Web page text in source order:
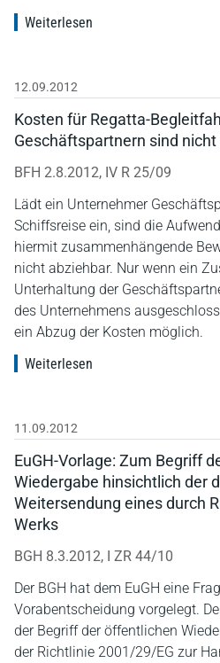
Weiterlesen
12.09.2012
Kosten für Regatta-
Geschäftspartnern sind
BFH 2.8.2012, IV R 25/09
Lädt ein Unternehmer
Schiffsreise ein, sind die
hiermit zusammenhängende
nicht abziehbar. Nur wenn ein
Unterhaltung der
des Unternehmens
ein Abzug der Kosten möglich.
Weiterlesen
11.09.2012
EuGH-Vorlage: Zum Begriff
Wiedergabe hinsichtlich der
Weitersendung eines durch
Werks
BGH 8.3.2012, I ZR 44/10
Der BGH hat dem EuGH eine
Vorabentscheidung vorgelegt.
der Begriff der öffentlichen
der Richtlinie 2001/29/EG zur